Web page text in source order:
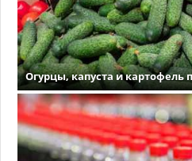
Огурцы, капуста и картофель